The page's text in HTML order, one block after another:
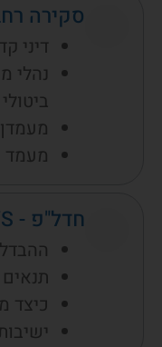
סקירה
דיני
נהלי
מעמד
חדל"פ - VS - הוצל"פ
כיצד
ישיבות